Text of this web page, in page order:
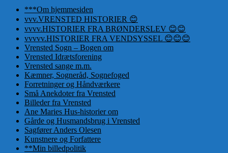
***Om hjemmesiden
vvv.VRENSTED HISTORIER 😊
vvvv.HISTORIER FRA BRØNDERSLEV 😊😊
vvvvv.HISTORIER FRA VENDSYSSEL 😊😊😊
Vrensted Sogn – Bogen om
Vrensted Idrætsforening
Vrensted sange m.m.
Kæmner, Sogneråd, Sognefoged
Forretninger og Håndværkere
Små Anekdoter fra Vrensted
Billeder fra Vrensted
Ane Maries Hus-historier om
Gårde og Husmandsbrug i Vrensted
Sagfører Anders Olesen
Kunstnere og Forfattere
**Min billedpolitik